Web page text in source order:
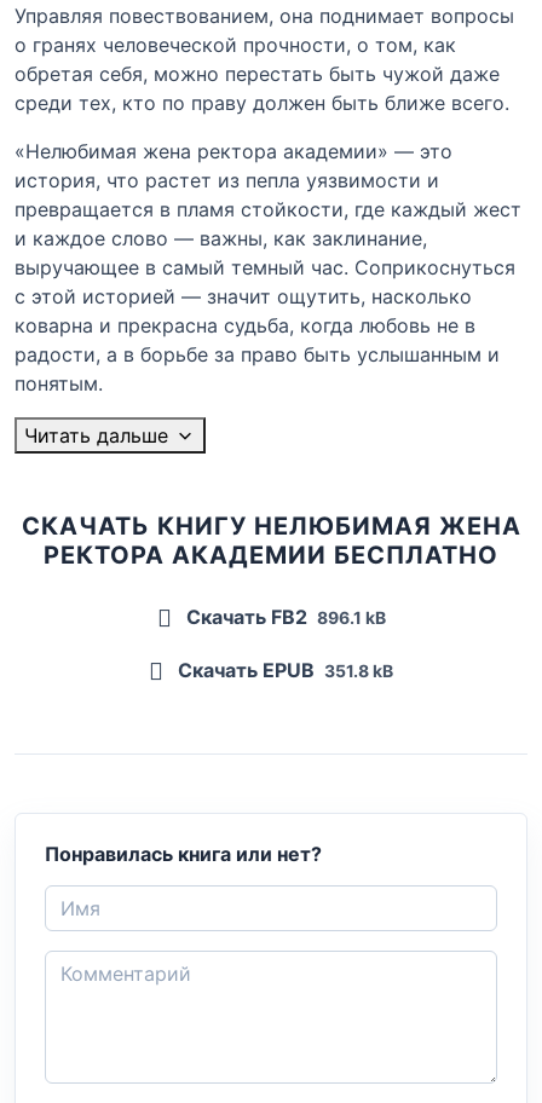
Управляя повествованием, она поднимает вопросы
о гранях человеческой прочности, о том, как
обретая себя, можно перестать быть чужой даже
среди тех, кто по праву должен быть ближе всего.
«Нелюбимая жена ректора академии» — это
история, что растет из пепла уязвимости и
превращается в пламя стойкости, где каждый жест
и каждое слово — важны, как заклинание,
выручающее в самый темный час. Соприкоснуться
с этой историей — значит ощутить, насколько
коварна и прекрасна судьба, когда любовь не в
радости, а в борьбе за право быть услышанным и
понятым.
Читать дальше
СКАЧАТЬ КНИГУ НЕЛЮБИМАЯ ЖЕНА
РЕКТОРА АКАДЕМИИ БЕСПЛАТНО
Скачать FB2 896.1 kB
Скачать EPUB 351.8 kB
Понравилась книга или нет?